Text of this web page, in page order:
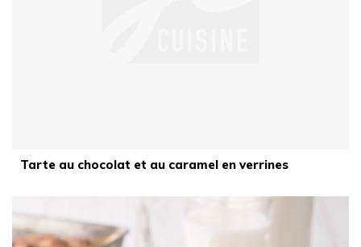
Tarte au chocolat et au caramel en verrines